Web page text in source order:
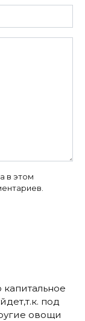
в этом
капитальное
под
овощи